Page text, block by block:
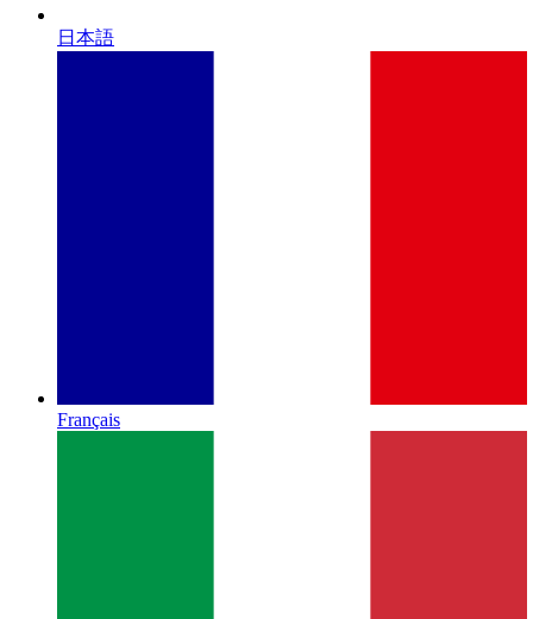
日本語
Français